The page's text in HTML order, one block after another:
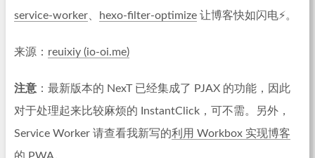
service-worker
hexo-filter-optimize 让博客快如闪电⚡。
来源： reuixiy (io-oi.me)
注意 ：最新版本的 NexT 已经集成了 PJAX 的功能，因此
对于处理起来比较麻烦的 InstantClick，可不需。另外，
Service Worker 请查看我新写的利用 Workbox 实现博客